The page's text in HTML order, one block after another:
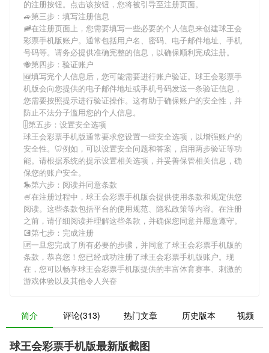
的注册按钮。点击该按钮，您将被引导至注册页面。
🚙第三步：填写注册信息
🚞在注册页面上，您需要填写一些必要的个人信息来创建球王会
彩票手机版账户。通常包括用户名、密码、电子邮件地址、手机
号码等。请务必提供准确完整的信息，以确保顺利完成注册。
🐝第四步：验证账户
🆕填写完个人信息后，您可能需要进行账户验证。 球王会彩票手
机版会向您提供的电子邮件地址或手机号码发送一条验证信息，
您需要按照提示进行验证操作。这有助于确保账户的安全性，并
防止不法分子滥用您的个人信息。
🎚第五步：设置安全选项
球王会彩票手机版通常要求您设置一些安全选项，以增强账户的
安全性。🦷例如，可以设置安全问题和答案，启用两步验证等功
能。请根据系统的提示设置相关选项，并妥善保管相关信息，确
保您的账户安全。
🎠第六步：阅读并同意条款
🍧在注册过程中， 球王会彩票手机版会提供使用条款和规定供您
阅读。这些条款包括平台的使用规范、隐私政策等内容。在注册
之前，请仔细阅读并理解这些条款，并确保您同意并愿意遵守。
💽第七步：完成注册
🆙一旦您完成了所有必要的步骤，并同意了球王会彩票手机版的
条款，恭喜您！您已经成功注册了球王会彩票手机版账户。现
在，您可以畅享球王会彩票手机版提供的丰富体育赛事、刺激的
游戏体验以及其他令人兴奋
简介 评论(313) 热门文章 历史版本 视频
球王会彩票手机版最新版截图